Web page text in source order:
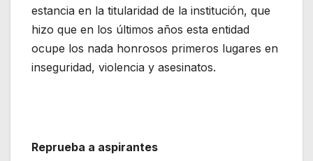
estancia en la titularidad de la institución, que
hizo que en los últimos años esta entidad
ocupe los nada honrosos primeros lugares en
inseguridad, violencia y asesinatos.
Reprueba a aspirantes